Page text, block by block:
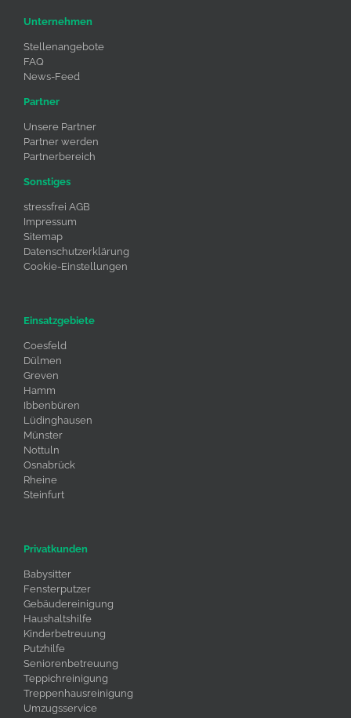
Unternehmen
Stellenangebote
FAQ
News-Feed
Partner
Unsere Partner
Partner werden
Partnerbereich
Sonstiges
stressfrei AGB
Impressum
Sitemap
Datenschutzerklärung
Cookie-Einstellungen
Einsatzgebiete
Coesfeld
Dülmen
Greven
Hamm
Ibbenbüren
Lüdinghausen
Münster
Nottuln
Osnabrück
Rheine
Steinfurt
Privatkunden
Babysitter
Fensterputzer
Gebäudereinigung
Haushaltshilfe
Kinderbetreuung
Putzhilfe
Seniorenbetreuung
Teppichreinigung
Treppenhausreinigung
Umzugsservice